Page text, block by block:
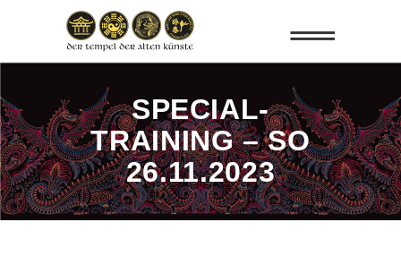
SPECIAL-
TRAINING – SO
26.11.2023